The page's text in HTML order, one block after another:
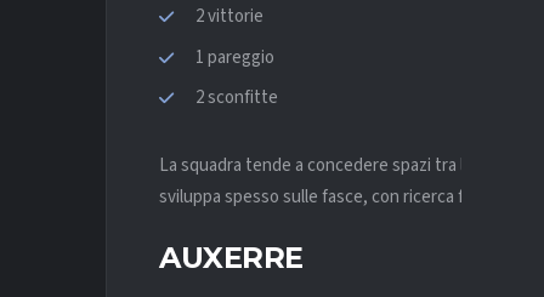
2 vittorie
1 pareggio
2 sconfitte
La squadra tende a concedere spazi tra le linee,
sviluppa spesso sulle fasce, con ricerca frequente
AUXERRE